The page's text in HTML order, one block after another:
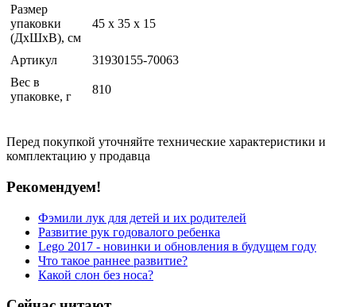
Размер
упаковки
(ДхШхВ), см
45 x 35 x 15
Артикул
31930155-70063
Вес в
упаковке, г
810
Перед покупкой уточняйте технические характеристики и
комплектацию у продавца
Рекомендуем!
Фэмили лук для детей и их родителей
Развитие рук годовалого ребенка
Lego 2017 - новинки и обновления в будущем году
Что такое раннее развитие?
Какой слон без носа?